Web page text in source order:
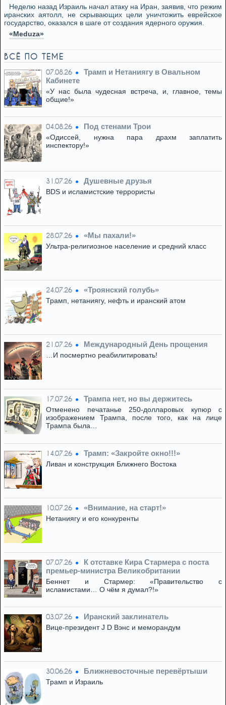
Неделю назад Израиль начал атаку на Иран, заявив, что режим
иранских аятолл, не скрывающих цели уничтожить еврейское
государство, оказался в шаге от создания ядерного оружия.
«Meduza»
ВСЁ ПО ТЕМЕ
07.08.26
Трамп и Нетаниягу в Овальном
Кабинете
«У нас была чудесная встреча, и, главное, темы
общие!»
04.08.26 Под стенами Трои
«Одиссей, нужна пара драхм заплатить
инспектору!»
31.07.26 Душевные друзья
BDS и исламистские террористы
28.07.26 «Мы пахали!»
Ультра-религиозное население и средний класс
24.07.26 «Троянский голубь»
Трамп, нетаниягу, нефть и иранский атом
21.07.26 Международный День прощения
…И посмертно реабилитировать!
17.07.26 Трампа нет, но вы держитесь
Отменено печатанье 250-долларовых купюр с
изображением Трампа, после того, как на лице
Трампа была…
14.07.26 Трамп: «Закройте окно!!!»
Ливан и конструкция Ближнего Востока
10.07.26 «Внимание, на старт!»
Нетаниягу и его конкуренты
07.07.26
К отставке Кира Стармера с поста
премьер-министра Великобритании
Беннет и Стармер: «Правительство с
исламистами… О чём я думал?!»
03.07.26 Иранский заклинатель
Вице-президент J D Вэнс и меморандум
30.06.26 Ближневосточные перевёртыши
Трамп и Израиль